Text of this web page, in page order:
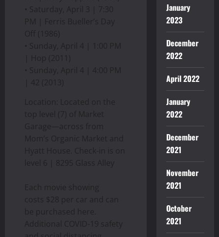
• Saturday, April 3 | 7:30
PM | Ferris Bueller’s Day
Off (1986)
• Sunday, April 4 | 1:00 PM
| Hop (2011)
• Sunday, April 4 | 4:00 PM
| 42 (2013)
Location: Located on the
top level (7) of Market
Garage—across from
Mom’s Organic Market and
Hyatt House. Check-in is on
level 6 | 8295 Glass Alley
Each movie showing
costs $28 per car and can
be purchased here.
Additional COVID-19 safety
January
2023
December
2022
April 2022
January
2022
December
2021
November
2021
October
2021